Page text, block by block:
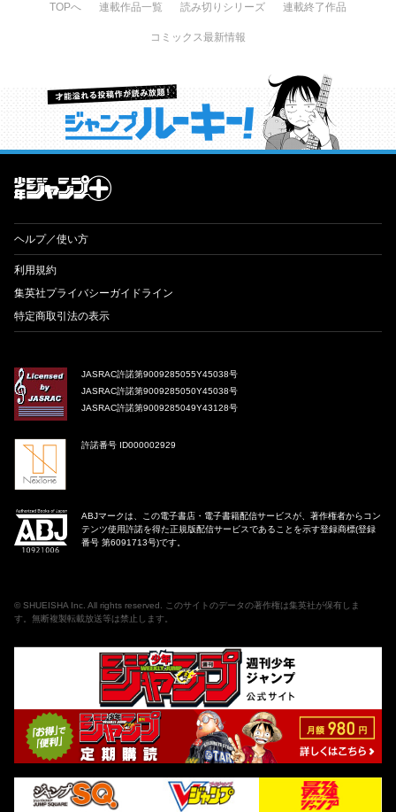
TOPへ 連載作品一覧 読み切りシリーズ 連載終了作品
コミックス最新情報
才能溢れる投稿作が読み放題！ ジャンプルーキー！
ヘルプ／使い方
利用規約
集英社プライバシーガイドライン
特定商取引法の表示
JASRAC許諾第9009285055Y45038号
JASRAC許諾第9009285050Y45038号
JASRAC許諾第9009285049Y43128号
許諾番号 ID000002929
ABJマークは、この電子書店・電子書籍配信サービスが、著作権者からコン
テンツ使用許諾を得た正規版配信サービスであることを示す登録商標(登録
番号 第6091713号)です。
© SHUEISHA Inc. All rights reserved. このサイトのデータの著作権は集英社が保有しま
す。無断複製転載放送等は禁止します。